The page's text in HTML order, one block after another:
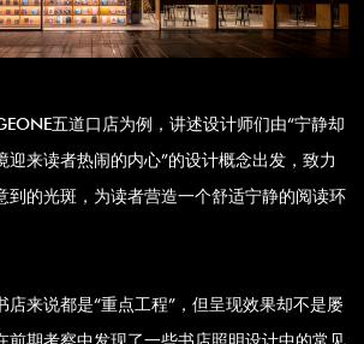
五道口店为例，讲述设计师们由“宁静却
来读者热闹的内心”的设计概念出发，致力
到的光斑，为读者营造一个舒适宁静的阅读环
店来说都是“重点工程”，但呈现效果却不是屡
前期考察中发现了一些书店照明设计中的常见